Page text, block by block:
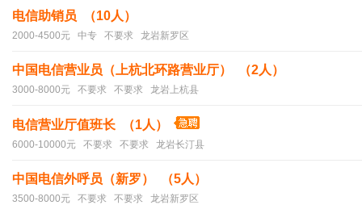
电信助销员 （10人）
2000-4500元 中专 不要求 龙岩新罗区
中国电信营业员（上杭北环路营业厅） （2人）
3000-8000元 不要求 不要求 龙岩上杭县
电信营业厅值班长 （1人）
6000-10000元 不要求 不要求 龙岩长汀县
中国电信外呼员（新罗） （5人）
3500-8000元 不要求 不要求 龙岩新罗区